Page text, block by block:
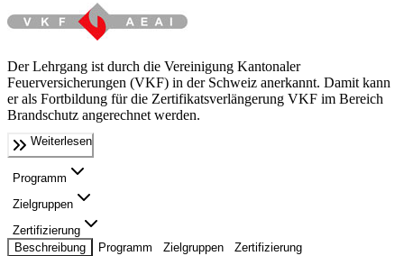
Der Lehrgang ist durch die Vereinigung Kantonaler
Feuerversicherungen (VKF) in der Schweiz anerkannt. Damit kann
er als Fortbildung für die Zertifikatsverlängerung VKF im Bereich
Brandschutz angerechnet werden.
Weiterlesen
Programm
Zielgruppen
Zertifizierung
Beschreibung
Programm Zielgruppen Zertifizierung